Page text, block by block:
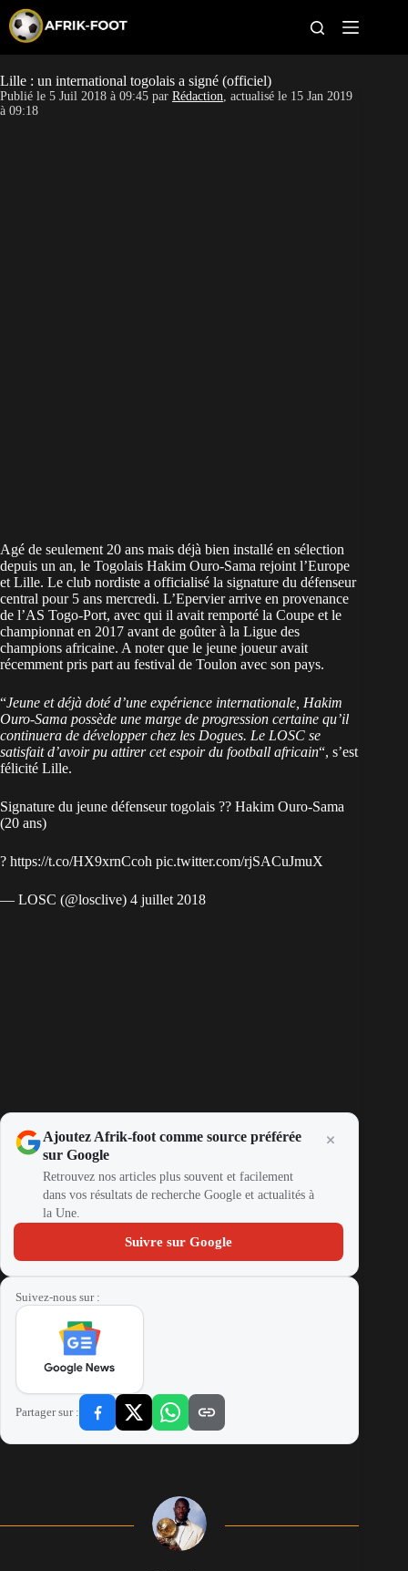
p
t
o
c
CAN féminine
Lille : un international togolais a signé (officiel)
Publié le 5 Juil 2018 à 09:45 par Rédaction, actualisé le 15 Jan 2019
à 09:18
Agé de seulement 20 ans mais déjà bien installé en sélection
depuis un an, le Togolais Hakim Ouro-Sama rejoint l’Europe
et Lille. Le club nordiste a officialisé la signature du défenseur
central pour 5 ans mercredi. L’Epervier arrive en provenance
de l’AS Togo-Port, avec qui il avait remporté la Coupe et le
championnat en 2017 avant de goûter à la Ligue des
champions africaine. A noter que le jeune joueur avait
récemment pris part au festival de Toulon avec son pays.
“Jeune et déjà doté d’une expérience internationale, Hakim
Ouro-Sama possède une marge de progression certaine qu’il
continuera de développer chez les Dogues. Le LOSC se
satisfait d’avoir pu attirer cet espoir du football africain“, s’est
félicité Lille.
Signature du jeune défenseur togolais ?? Hakim Ouro-Sama
(20 ans)
? https://t.co/HX9xrnCcoh pic.twitter.com/rjSACuJmuX
— LOSC (@losclive) 4 juillet 2018
Ajoutez Afrik-foot comme source préférée
sur Google
Retrouvez nos articles plus souvent et facilement
dans vos résultats de recherche Google et actualités à
la Une.
Suivre sur Google
Suivez-nous sur :
Partager sur :